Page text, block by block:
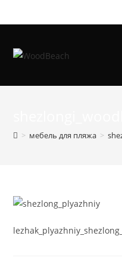
к
> мебель для пляжа >